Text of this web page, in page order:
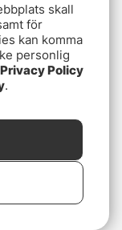
skall
för
kan komma
personlig
Privacy Policy
.